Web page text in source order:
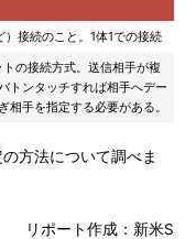
接続のこと。1体1での接続
の接続方式。送信相手が複
トンタッチすれば相手へデー
相手を指定する必要がある。
方法について調べま
リポート作成：新米S